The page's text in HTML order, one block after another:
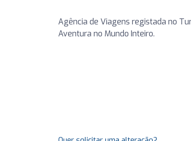
Agência de Viagens registada no
Aventura no Mundo Inteiro.